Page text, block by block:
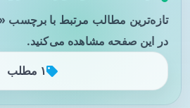
تازه‌ترین مطالب مرتبط با برچسب
در این صفحه مشاهده می‌کنید.
۱ مطلب